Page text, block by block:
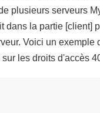
plusieurs serveurs
la partie [client]
Voici un
les droits d'accès